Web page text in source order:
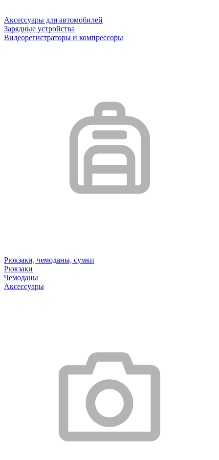
Аксессуары для автомобилей
Зарядные устройства
Видеорегистраторы и компрессоры
Рюкзаки, чемоданы, сумки
Рюкзаки
Чемоданы
Аксессуары